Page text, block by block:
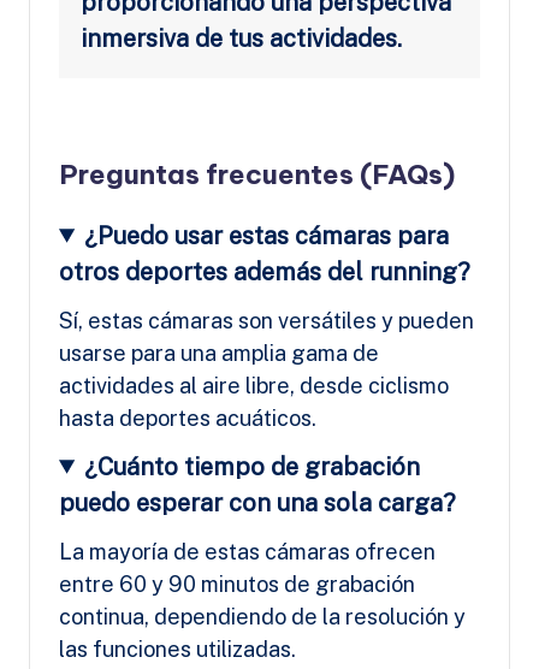
inmersiva de tus actividades.
Preguntas frecuentes (FAQs)
¿Puedo usar estas cámaras para
otros deportes además del running?
Sí, estas cámaras son versátiles y pueden
usarse para una amplia gama de
actividades al aire libre, desde ciclismo
hasta deportes acuáticos.
¿Cuánto tiempo de grabación
puedo esperar con una sola carga?
La mayoría de estas cámaras ofrecen
entre 60 y 90 minutos de grabación
continua, dependiendo de la resolución y
las funciones utilizadas.